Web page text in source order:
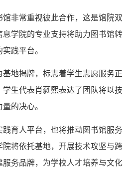
非常重视彼此合作，这是馆院双
学院的专业支持将助力图书馆转
践平台。
地揭牌，标志着学生志愿服务正
生代表肖蕤熙表达了团队将以技
的决心。
育人平台，也将推动图书馆服务
将依托基地，开展技术攻坚与跨
务品牌，为学校人才培养与文化